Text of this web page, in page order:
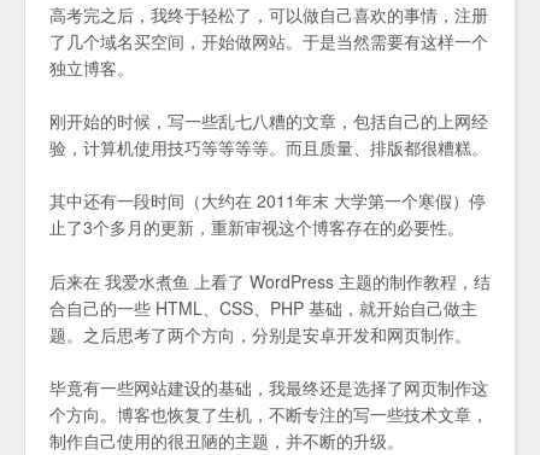
高考完之后，我终于轻松了，可以做自己喜欢的事情，注册
了几个域名买空间，开始做网站。于是当然需要有这样一个
独立博客。
刚开始的时候，写一些乱七八糟的文章，包括自己的上网经
验，计算机使用技巧等等等等。而且质量、排版都很糟糕。
其中还有一段时间（大约在 2011年末 大学第一个寒假）停
止了3个多月的更新，重新审视这个博客存在的必要性。
后来在 我爱水煮鱼 上看了 WordPress 主题的制作教程，结
合自己的一些 HTML、CSS、PHP 基础，就开始自己做主
题。之后思考了两个方向，分别是安卓开发和网页制作。
毕竟有一些网站建设的基础，我最终还是选择了网页制作这
个方向。博客也恢复了生机，不断专注的写一些技术文章，
制作自己使用的很丑陋的主题，并不断的升级。